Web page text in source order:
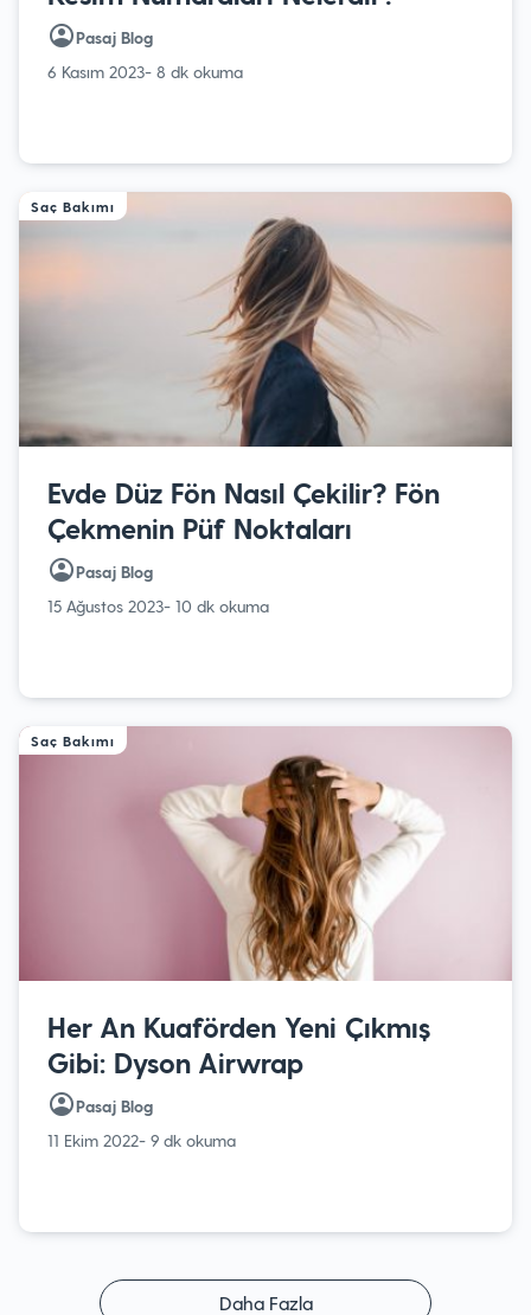
Pasaj Blog
6 Kasım 2023- 8 dk okuma
Saç Bakımı
Evde Düz Fön Nasıl Çekilir? Fön
Çekmenin Püf Noktaları
Pasaj Blog
15 Ağustos 2023- 10 dk okuma
Saç Bakımı
Her An Kuaförden Yeni Çıkmış
Gibi: Dyson Airwrap
Pasaj Blog
11 Ekim 2022- 9 dk okuma
Daha Fazla